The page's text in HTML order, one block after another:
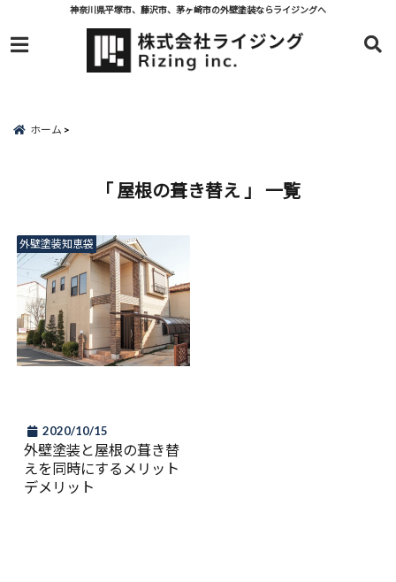
神奈川県平塚市、藤沢市、茅ヶ崎市の外壁塗装ならライジングへ
menu
ホーム
「 屋根の葺き替え 」 一覧
外壁塗装知恵袋
2020/10/15
外壁塗装と屋根の葺き替
えを同時にするメリット
デメリット